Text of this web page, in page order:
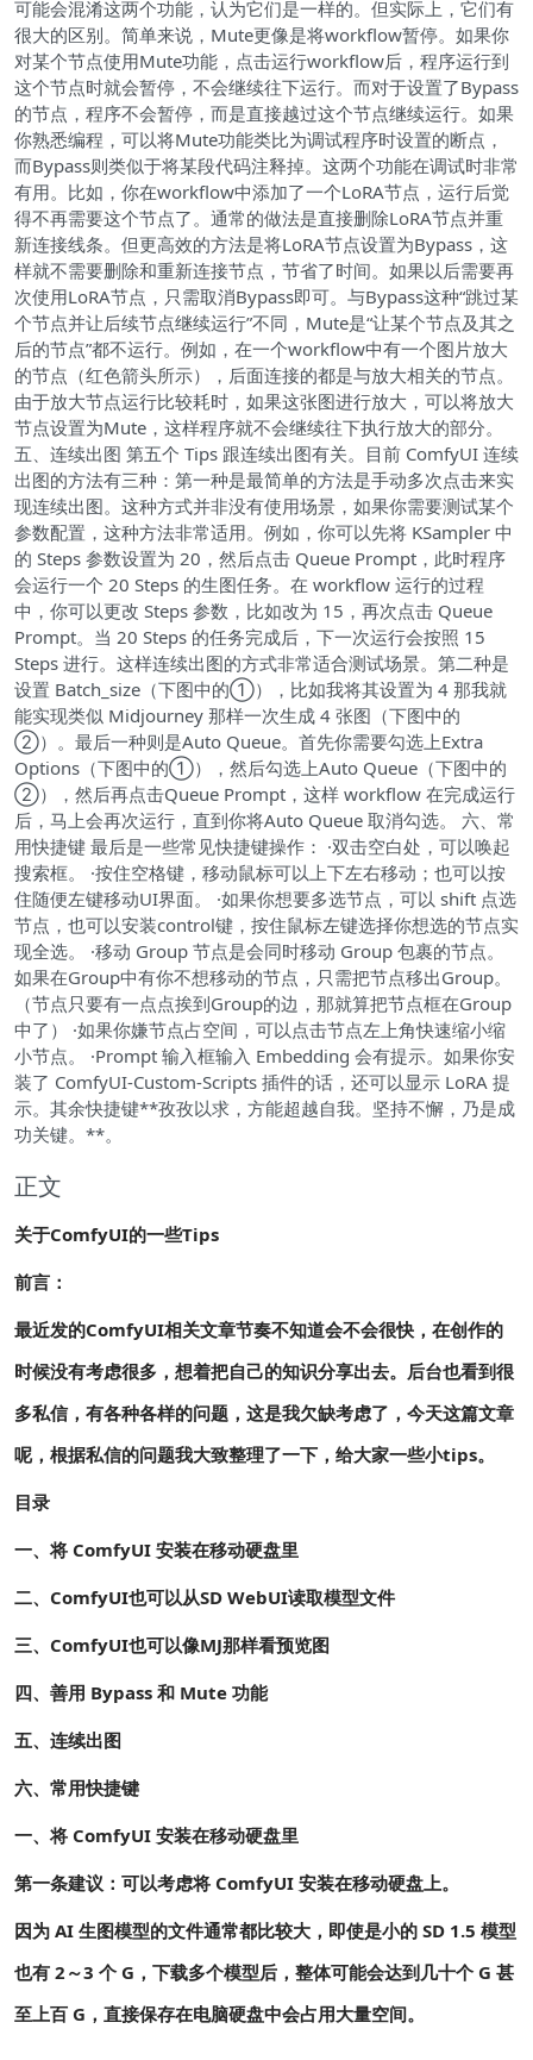
可能会混淆这两个功能，认为它们是一样的。但实际上，它们有
很大的区别。简单来说，Mute更像是将workflow暂停。如果你
对某个节点使用Mute功能，点击运行workflow后，程序运行到
这个节点时就会暂停，不会继续往下运行。而对于设置了Bypass
的节点，程序不会暂停，而是直接越过这个节点继续运行。如果
你熟悉编程，可以将Mute功能类比为调试程序时设置的断点，
而Bypass则类似于将某段代码注释掉。这两个功能在调试时非常
有用。比如，你在workflow中添加了一个LoRA节点，运行后觉
得不再需要这个节点了。通常的做法是直接删除LoRA节点并重
新连接线条。但更高效的方法是将LoRA节点设置为Bypass，这
样就不需要删除和重新连接节点，节省了时间。如果以后需要再
次使用LoRA节点，只需取消Bypass即可。与Bypass这种“跳过某
个节点并让后续节点继续运行”不同，Mute是“让某个节点及其之
后的节点”都不运行。例如，在一个workflow中有一个图片放大
的节点（红色箭头所示），后面连接的都是与放大相关的节点。
由于放大节点运行比较耗时，如果这张图进行放大，可以将放大
节点设置为Mute，这样程序就不会继续往下执行放大的部分。
五、连续出图 第五个 Tips 跟连续出图有关。目前 ComfyUI 连续
出图的方法有三种：第一种是最简单的方法是手动多次点击来实
现连续出图。这种方式并非没有使用场景，如果你需要测试某个
参数配置，这种方法非常适用。例如，你可以先将 KSampler 中
的 Steps 参数设置为 20，然后点击 Queue Prompt，此时程序
会运行一个 20 Steps 的生图任务。在 workflow 运行的过程
中，你可以更改 Steps 参数，比如改为 15，再次点击 Queue
Prompt。当 20 Steps 的任务完成后，下一次运行会按照 15
Steps 进行。这样连续出图的方式非常适合测试场景。第二种是
设置 Batch_size（下图中的①），比如我将其设置为 4 那我就
能实现类似 Midjourney 那样一次生成 4 张图（下图中的
②）。最后一种则是Auto Queue。首先你需要勾选上Extra
Options（下图中的①），然后勾选上Auto Queue（下图中的
②），然后再点击Queue Prompt，这样 workflow 在完成运行
后，马上会再次运行，直到你将Auto Queue 取消勾选。 六、常
用快捷键 最后是一些常见快捷键操作： ·双击空白处，可以唤起
搜索框。 ·按住空格键，移动鼠标可以上下左右移动；也可以按
住随便左键移动UI界面。 ·如果你想要多选节点，可以 shift 点选
节点，也可以安装control键，按住鼠标左键选择你想选的节点实
现全选。 ·移动 Group 节点是会同时移动 Group 包裹的节点。
如果在Group中有你不想移动的节点，只需把节点移出Group。
（节点只要有一点点挨到Group的边，那就算把节点框在Group
中了） ·如果你嫌节点占空间，可以点击节点左上角快速缩小缩
小节点。 ·Prompt 输入框输入 Embedding 会有提示。如果你安
装了 ComfyUI-Custom-Scripts 插件的话，还可以显示 LoRA 提
示。其余快捷键**孜孜以求，方能超越自我。坚持不懈，乃是成
功关键。**。
正文
关于ComfyUI的一些Tips
前言：
最近发的ComfyUI相关文章节奏不知道会不会很快，在创作的
时候没有考虑很多，想着把自己的知识分享出去。后台也看到很
多私信，有各种各样的问题，这是我欠缺考虑了，今天这篇文章
呢，根据私信的问题我大致整理了一下，给大家一些小tips。
目录
一、将 ComfyUI 安装在移动硬盘里
二、ComfyUI也可以从SD WebUI读取模型文件
三、ComfyUI也可以像MJ那样看预览图
四、善用 Bypass 和 Mute 功能
五、连续出图
六、常用快捷键
一、将 ComfyUI 安装在移动硬盘里
第一条建议：可以考虑将 ComfyUI 安装在移动硬盘上。
因为 AI 生图模型的文件通常都比较大，即使是小的 SD 1.5 模型
也有 2～3 个 G，下载多个模型后，整体可能会达到几十个 G 甚
至上百 G，直接保存在电脑硬盘中会占用大量空间。